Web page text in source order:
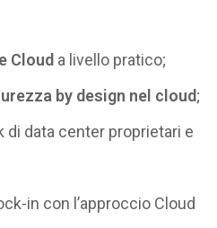
Cloud a livello pratico;
by design nel cloud;
di data center proprietari e
in con l’approccio Cloud